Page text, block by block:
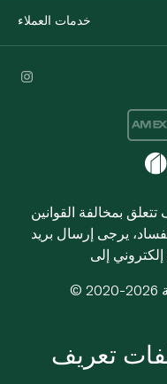
خدمات العملاء
بمخالفة القوانين
يرجى إرسال بريد
تعريف